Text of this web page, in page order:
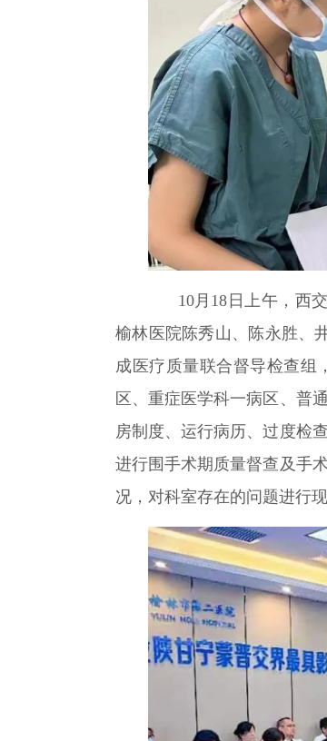
10月18日上午，西交
榆林医院陈秀山、陈永胜、
成医疗质量联合督导检查组
区、重症医学科一病区、普
房制度、运行病历、过度检
进行围手术期质量督查及手
况，对科室存在的问题进行